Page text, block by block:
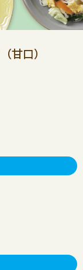
甘口）